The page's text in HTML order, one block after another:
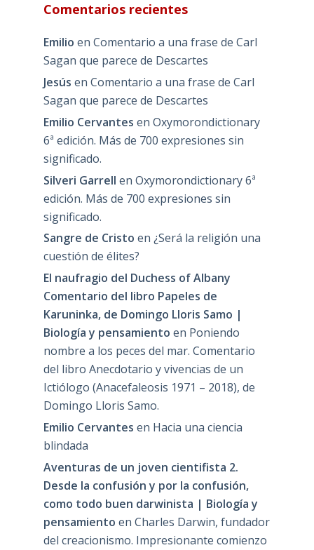
Comentarios recientes
Emilio en Comentario a una frase de Carl
Sagan que parece de Descartes
Jesús en Comentario a una frase de Carl
Sagan que parece de Descartes
Emilio Cervantes en Oxymorondictionary
6ª edición. Más de 700 expresiones sin
significado.
Silveri Garrell en Oxymorondictionary 6ª
edición. Más de 700 expresiones sin
significado.
Sangre de Cristo en ¿Será la religión una
cuestión de élites?
El naufragio del Duchess of Albany
Comentario del libro Papeles de
Karuninka, de Domingo Lloris Samo |
Biología y pensamiento en Poniendo
nombre a los peces del mar. Comentario
del libro Anecdotario y vivencias de un
Ictiólogo (Anacefaleosis 1971 – 2018), de
Domingo Lloris Samo.
Emilio Cervantes en Hacia una ciencia
blindada
Aventuras de un joven cientifista 2.
Desde la confusión y por la confusión,
como todo buen darwinista | Biología y
pensamiento en Charles Darwin, fundador
del creacionismo. Impresionante comienzo